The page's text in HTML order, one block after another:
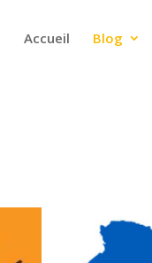
(this will
Accueil Blog